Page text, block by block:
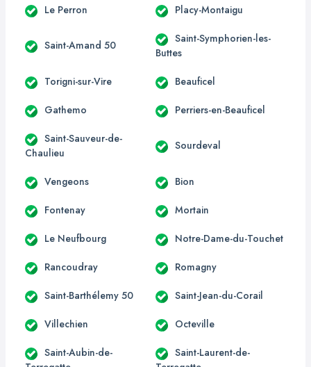
Le Perron Placy-Montaigu
Saint-Amand 50
Saint-Symphorien-les-
Buttes
Torigni-sur-Vire Beauficel
Gathemo Perriers-en-Beauficel
Saint-Sauveur-de-
Chaulieu
Sourdeval
Vengeons Bion
Fontenay Mortain
Le Neufbourg Notre-Dame-du-Touchet
Rancoudray Romagny
Saint-Barthélemy 50 Saint-Jean-du-Corail
Villechien Octeville
Saint-Aubin-de-
Saint-Laurent-de-